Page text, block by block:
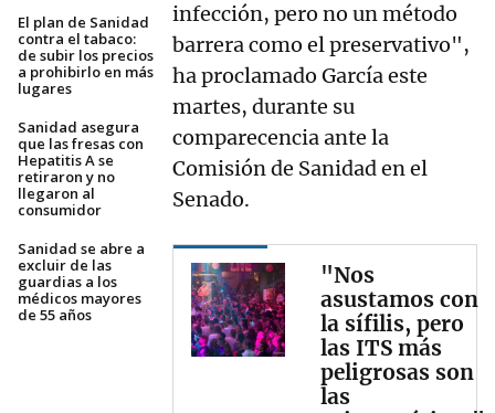
El plan de Sanidad
contra el tabaco:
de subir los precios
a prohibirlo en más
lugares
Sanidad asegura
que las fresas con
Hepatitis A se
retiraron y no
llegaron al
consumidor
Sanidad se abre a
excluir de las
guardias a los
médicos mayores
de 55 años
infección, pero no un método
barrera como el preservativo",
ha proclamado García este
martes, durante su
comparecencia ante la
Comisión de Sanidad en el
Senado.
"Nos
asustamos con
la sífilis, pero
las ITS más
peligrosas son
las